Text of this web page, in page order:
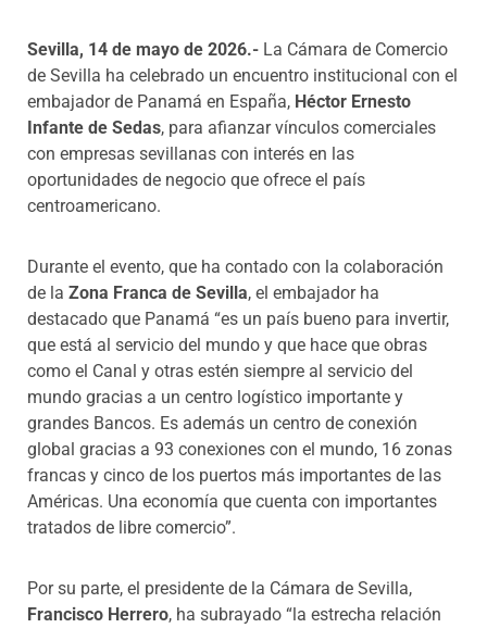
Sevilla, 14 de mayo de 2026.- La Cámara de Comercio
de Sevilla ha celebrado un encuentro institucional con el
embajador de Panamá en España, Héctor Ernesto
Infante de Sedas, para afianzar vínculos comerciales
con empresas sevillanas con interés en las
oportunidades de negocio que ofrece el país
centroamericano.
Durante el evento, que ha contado con la colaboración
de la Zona Franca de Sevilla, el embajador ha
destacado que Panamá “es un país bueno para invertir,
que está al servicio del mundo y que hace que obras
como el Canal y otras estén siempre al servicio del
mundo gracias a un centro logístico importante y
grandes Bancos. Es además un centro de conexión
global gracias a 93 conexiones con el mundo, 16 zonas
francas y cinco de los puertos más importantes de las
Américas. Una economía que cuenta con importantes
tratados de libre comercio”.
Por su parte, el presidente de la Cámara de Sevilla,
Francisco Herrero, ha subrayado “la estrecha relación